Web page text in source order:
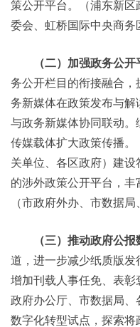
策公开平台。（浦东新
委会、虹桥国际中央商务
（二）加强政务公开
务公开栏目的衔接融合
务新媒体在政策发布与
与政务新媒体协同联动。
传媒载体扩大政策传播
关单位、各区政府）建
的涉外政策公开平台，丰
（市政府外办、市数据局
（三）推动政府公报
道，进一步减少纸质版发
增加刊载人事任免、表
政府办公厅、市数据局
数字化转型试点，探索